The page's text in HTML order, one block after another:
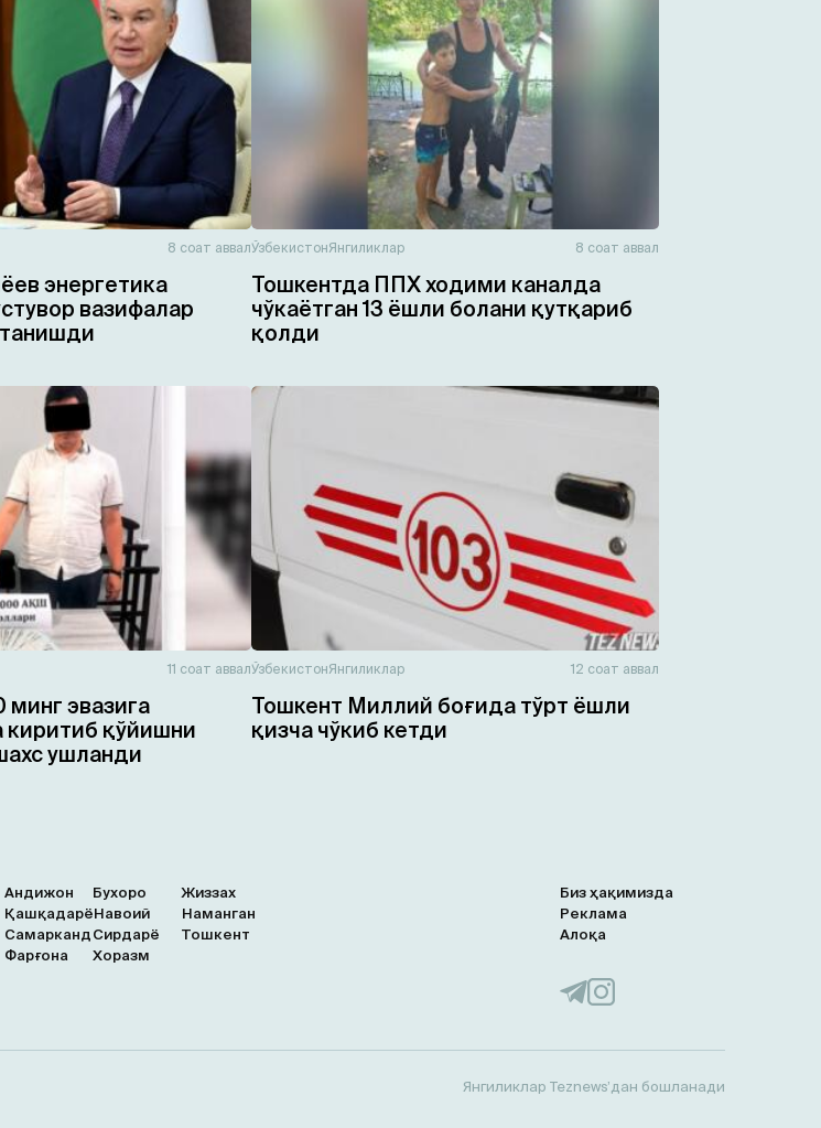
8 соат аввал
энергетика
вазифалар
ЎзбекистонЯнгиликлар 8 соат аввал
Тошкентда ППХ ходими каналда
чўкаётган 13 ёшли болани қутқариб
қолди
11 соат аввал
эвазига
киритиб қўйишни
ушланди
ЎзбекистонЯнгиликлар 12 соат аввал
Тошкент Миллий боғида тўрт ёшли
қизча чўкиб кетди
Андижон Бухоро
Жиззах
ҚашқадарёНавоий
Наманган
Самарканд Сирдарё
Тошкент
Фарғона
Хоразм
Биз ҳақимизда
Реклама
Алоқа
Янгиликлар Teznews’дан бошланади